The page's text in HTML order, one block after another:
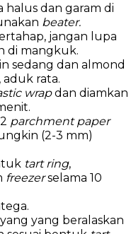
dan garam di
beater.
jangan lupa
di mangkuk.
sedang dan almond
rata.
wrapdan diamkan
parchment paper
(2-3 mm)
tart ring,
freezerselama 10
yang beralaskan